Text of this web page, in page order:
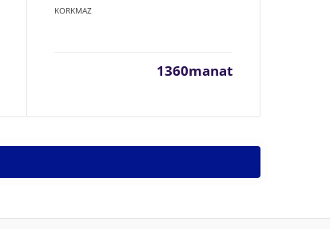
KORKMAZ
1360manat